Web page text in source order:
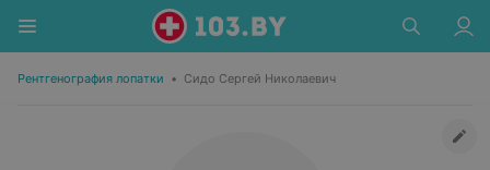
Рентгенография лопатки • Сидо Сергей Николаевич